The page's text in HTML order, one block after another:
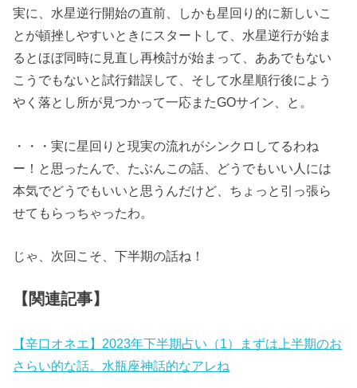
実に、水星逆行開始の直前、しかも星回り的に新しいこ
とが頓挫しやすいときにスタートして、水星逆行が始ま
るとほぼ同時に見直し再検討が始まって、ああでもない
こうでもないと試行錯誤して、そして水星順行後によう
やく落とし所が見つかって一応またGOサイン、と。
・・・実に星回りと現実の流れがシンクロしてるわね
ー！と思ったんで、たぶんこの話、どうでもいい人には
本気でどうでもいいと思うんだけど、ちょっと引っ張ら
せてもらっちゃったわ。
じゃ、次回こそ、下半期の話ね！
【関連記事】
【辛口オネエ】2023年下半期占い（1）まずは上半期のお
さらい的な話。水瓶座神話的なアレね